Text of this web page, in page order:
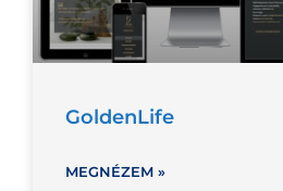
GoldenLife
MEGNÉZEM »